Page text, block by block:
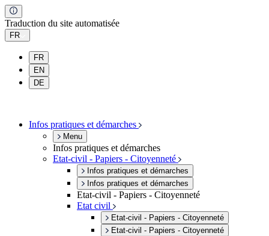
Traduction du site automatisée
FR
FR
EN
DE
Infos pratiques et démarches
Menu
Infos pratiques et démarches
Etat-civil - Papiers - Citoyenneté
Infos pratiques et démarches
Infos pratiques et démarches
Etat-civil - Papiers - Citoyenneté
Etat civil
Etat-civil - Papiers - Citoyenneté
Etat-civil - Papiers - Citoyenneté